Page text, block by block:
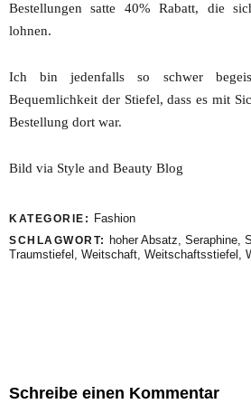
Bestellungen satte 40% Rabatt, die
lohnen.
Ich bin jedenfalls so schwer
Bequemlichkeit der Stiefel, dass es mit
Bestellung dort war.
Bild via Style and Beauty Blog
KATEGORIE: Fashion
SCHLAGWORT: hoher Absatz, Seraphine,
Traumstiefel , Weitschaft, Weitschaftsstiefel ,
Schreibe einen Kommentar